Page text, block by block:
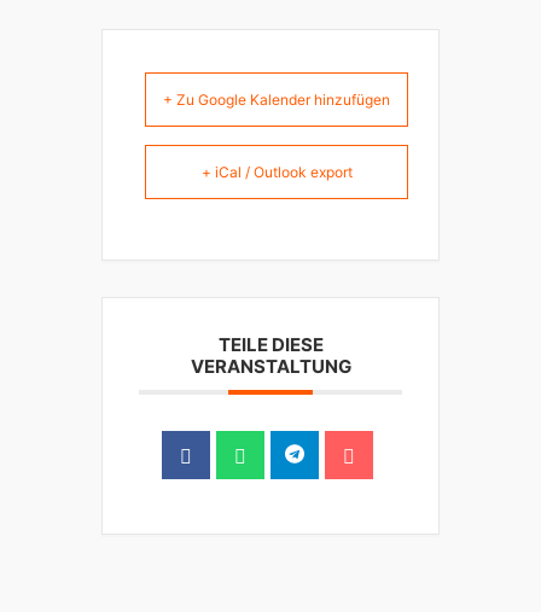
+ Zu Google Kalender hinzufügen
+ iCal / Outlook export
TEILE DIESE
VERANSTALTUNG